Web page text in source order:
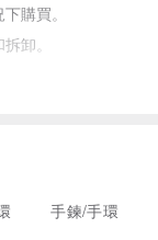
購買。
卸。
手鍊/手環